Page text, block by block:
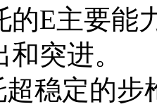
的E主要能
突进。
稳定的步